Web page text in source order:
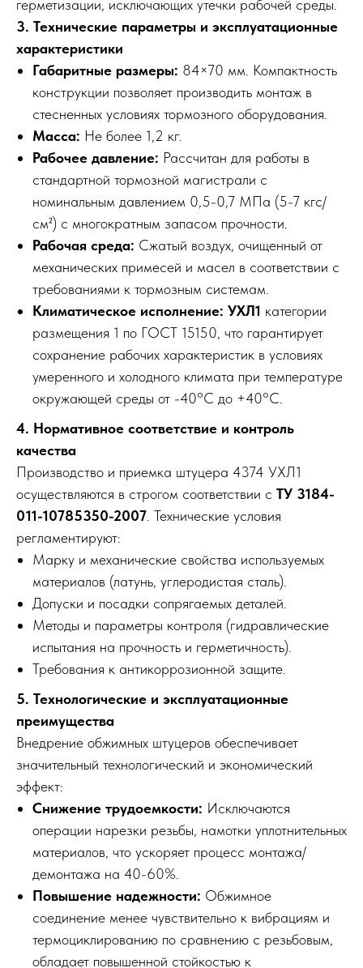
герметизации, исключающих утечки рабочей среды.
3. Технические параметры и эксплуатационные
характеристики
Габаритные размеры: 84×70 мм. Компактность
конструкции позволяет производить монтаж в
стесненных условиях тормозного оборудования.
Масса: Не более 1,2 кг.
Рабочее давление: Рассчитан для работы в
стандартной тормозной магистрали с
номинальным давлением 0,5-0,7 МПа (5-7 кгс/
см²) с многократным запасом прочности.
Рабочая среда: Сжатый воздух, очищенный от
механических примесей и масел в соответствии с
требованиями к тормозным системам.
Климатическое исполнение: УХЛ1 категории
размещения 1 по ГОСТ 15150, что гарантирует
сохранение рабочих характеристик в условиях
умеренного и холодного климата при температуре
окружающей среды от -40°C до +40°C.
4. Нормативное соответствие и контроль
качества
Производство и приемка штуцера 4374 УХЛ1
осуществляются в строгом соответствии с ТУ 3184-
011-10785350-2007 . Технические условия
регламентируют:
Марку и механические свойства используемых
материалов (латунь, углеродистая сталь).
Допуски и посадки сопрягаемых деталей.
Методы и параметры контроля (гидравлические
испытания на прочность и герметичность).
Требования к антикоррозионной защите.
5. Технологические и эксплуатационные
преимущества
Внедрение обжимных штуцеров обеспечивает
значительный технологический и экономический
эффект:
Снижение трудоемкости: Исключаются
операции нарезки резьбы, намотки уплотнительных
материалов, что ускоряет процесс монтажа/
демонтажа на 40-60%.
Повышение надежности: Обжимное
соединение менее чувствительно к вибрациям и
термоциклированию по сравнению с резьбовым,
обладает повышенной стойкостью к